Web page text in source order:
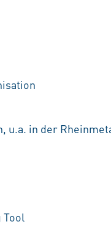
u.a. in der